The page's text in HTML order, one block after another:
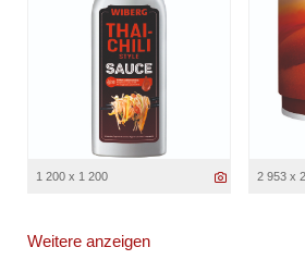
1 200 x 1 200 2 953 x
Weitere anzeigen